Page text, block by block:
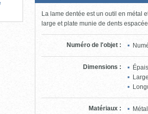
ouverte,
cliquer
pour
fermer)
La lame dentée est un outil en métal
large et plate munie de dents
Numéro de l'objet :
Dimensions :
Matériaux :
Métal